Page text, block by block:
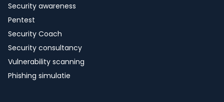
Security awareness
Pentest
Security Coach
Security consultancy
Vulnerability scanning
Phishing simulatie